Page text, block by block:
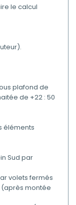
le calcul
plafond de
de +22 : 50
éléments
Sud par
volets fermés
montée